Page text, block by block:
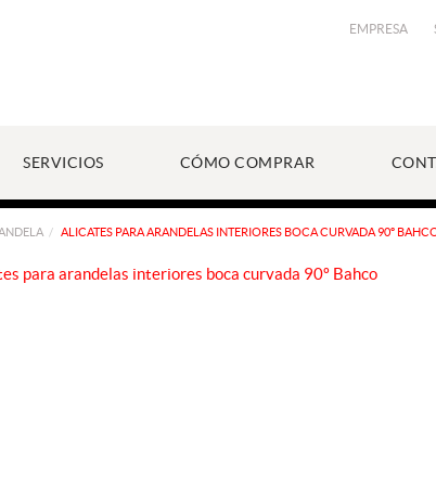
EMPRESA
SERVICIOS CÓMO COMPRAR
ALICATES PARA ARANDELAS INTERIORES BOCA CURVADA 90º